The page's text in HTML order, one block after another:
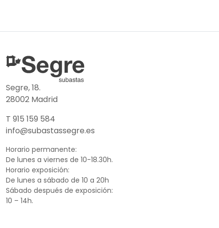
Segre, 18.
28002 Madrid
T 915 159 584
info@subastassegre.es
Horario permanente:
De lunes a viernes de 10-18.30h.
Horario exposición:
De lunes a sábado de 10 a 20h
Sábado después de exposición:
10 – 14h.